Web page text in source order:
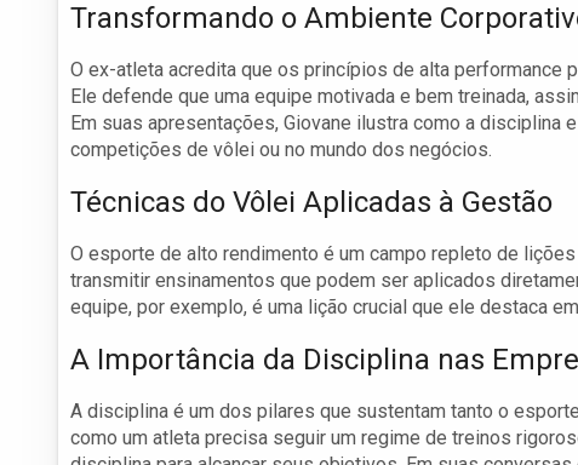
Transformando o Ambiente
O ex-atleta acredita que os princípios de alta
Ele defende que uma equipe motivada e bem treinada,
Em suas apresentações, Giovane ilustra como a
competições de vôlei ou no mundo dos negócios.
Técnicas do Vôlei Aplicadas à Gestão
O esporte de alto rendimento é um campo repleto de
transmitir ensinamentos que podem ser aplicados
equipe, por exemplo, é uma lição crucial que ele destaca
A Importância da Disciplina nas
A disciplina é um dos pilares que sustentam tanto o
como um atleta precisa seguir um regime de treinos